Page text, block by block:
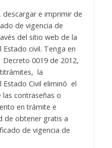
descargar e imprimir de
de vigencia de
del sitio web de la
civil. Tenga en
0019 de 2012,
la
Estado Civil eliminó el
contraseñas o
en trámite e
de obtener gratis a
de vigencia de